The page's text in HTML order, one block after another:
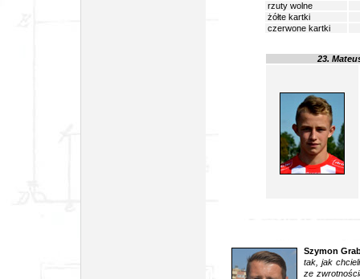
rzuty wolne
żółte kartki
czerwone kartki
23.
Szymon
tak, jak
ze